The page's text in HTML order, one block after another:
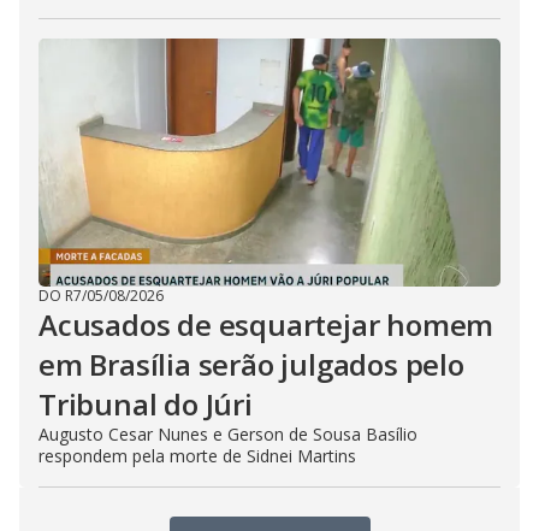
DO R7/05/08/2026
Acusados de esquartejar homem
em Brasília serão julgados pelo
Tribunal do Júri
Augusto Cesar Nunes e Gerson de Sousa Basílio
respondem pela morte de Sidnei Martins